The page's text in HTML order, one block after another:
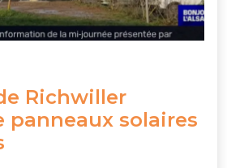
Richwiller
panneaux solaires